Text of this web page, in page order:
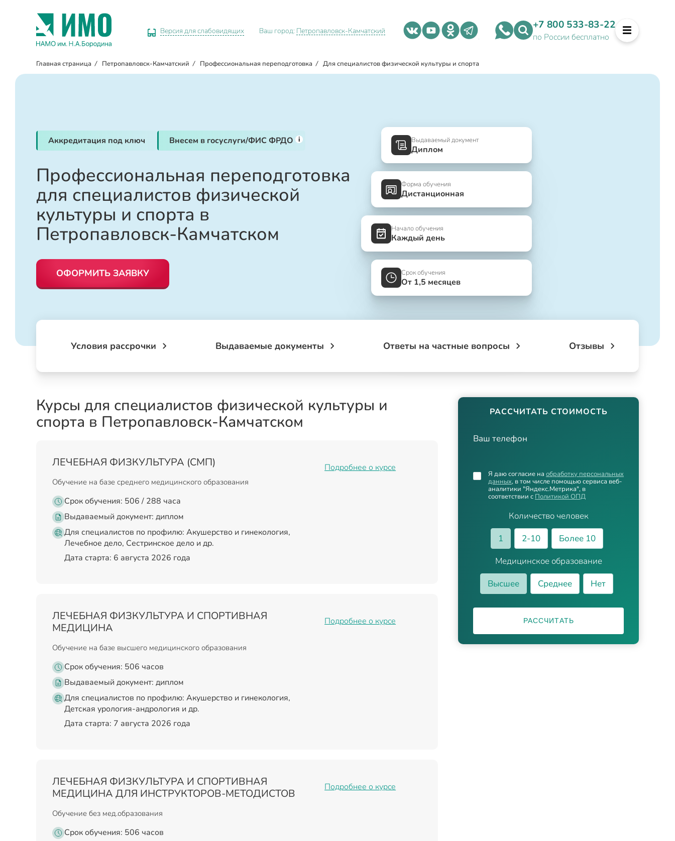
Версия для слабовидящих Ваш город: Петропавловск-Камчатский +7 800 533-83-22
по России бесплатно
Главная страница / Петропавловск-Камчатский / Профессиональная переподготовка / Для специалистов физической культуры и спорта
Аккредитация под ключ Внесем в госуслуги/ФИС ФРДО i
Профессиональная переподготовка
для специалистов физической
культуры и спорта в
Петропавловск-Камчатском
ОФОРМИТЬ ЗАЯВКУ
Выдаваемый документ
Диплом
Форма обучения
Дистанционная
Начало обучения
Каждый день
Срок обучения
От 1,5 месяцев
Условия рассрочки Выдаваемые документы Ответы на частные вопросы Отзывы
РАССЧИТАТЬ СТОИМОСТЬ
Ваш телефон
Количество человек
1
2-10
Более 10
Медицинское образование
Высшее
Среднее Нет
Я даю согласие на обработку персональных
данных, в том числе помощью сервиса веб-
аналитики "Яндекс.Метрика", в
соответствии с Политикой ОПД
РАССЧИТАТЬ
Курсы для специалистов физической культуры и
спорта в Петропавловск-Камчатском
ЛЕЧЕБНАЯ ФИЗКУЛЬТУРА (СМП)
Обучение на базе среднего медицинского образования
Срок обучения: 506 / 288 часа
Выдаваемый документ: диплом
Для специалистов по профилю: Акушерство и гинекология,
Лечебное дело, Сестринское дело и др.
Дата старта: 6 августа 2026 года
Подробнее о курсе
ЛЕЧЕБНАЯ ФИЗКУЛЬТУРА И СПОРТИВНАЯ
МЕДИЦИНА
Обучение на базе высшего медицинского образования
Срок обучения: 506 часов
Выдаваемый документ: диплом
Для специалистов по профилю: Акушерство и гинекология,
Детская урология-андрология и др.
Дата старта: 7 августа 2026 года
Подробнее о курсе
ЛЕЧЕБНАЯ ФИЗКУЛЬТУРА И СПОРТИВНАЯ
МЕДИЦИНА ДЛЯ ИНСТРУКТОРОВ-МЕТОДИСТОВ
Обучение без мед.образования
Срок обучения: 506 часов
Подробнее о курсе